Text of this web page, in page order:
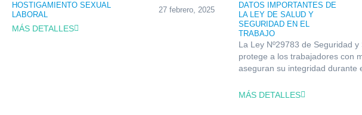
HOSTIGAMIENTO SEXUAL
LABORAL
27 febrero, 2025
MÁS DETALLES
DATOS IMPORTANTES DE
LA LEY DE SALUD Y
SEGURIDAD EN EL
TRABAJO
La Ley Nº29783 de Seguridad
protege a los trabajadores con
aseguran su integridad durante
MÁS DETALLES